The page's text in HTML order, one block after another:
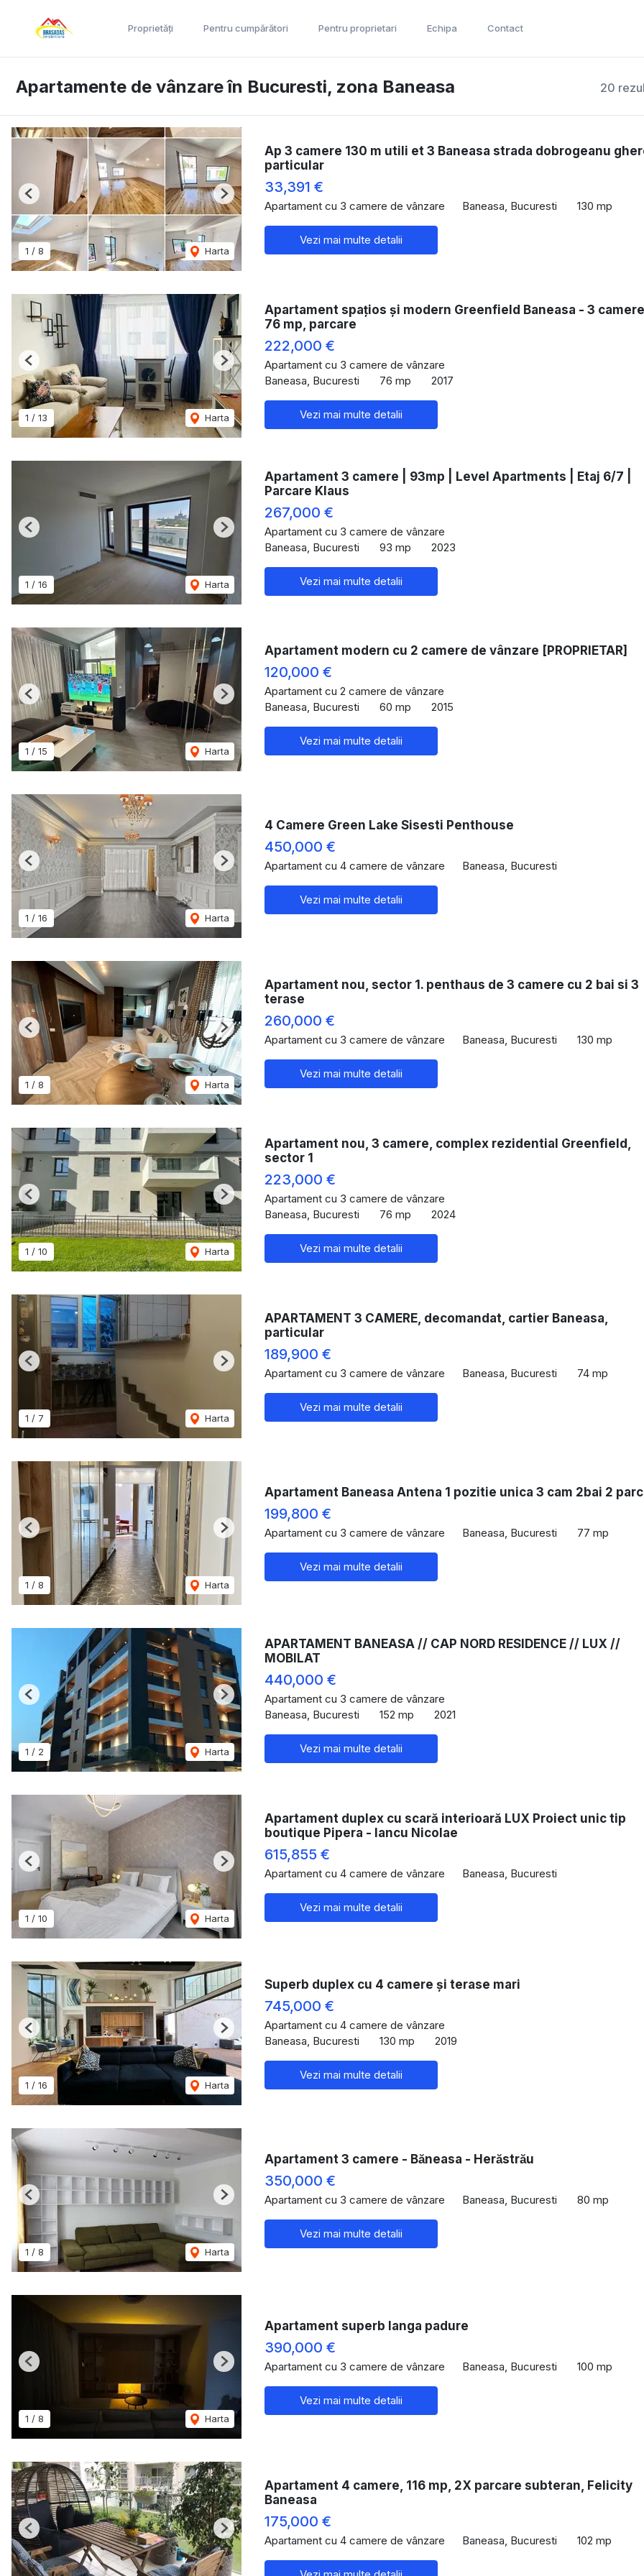
Proprietăți Pentru cumpărători Pentru proprietari Echipa Contact
20
Apartamente de vânzare în Bucuresti, zona Baneasa
1 / 8 Harta
Previous Next
Ap 3 camere 130 m utili et 3 Baneasa strada dobrogeanu
particular
33,391 €
Apartament cu 3 camere de vânzare Baneasa, Bucuresti 130 mp
Vezi mai multe detalii
1 / 13 Harta
Previous Next
Apartament spaţios şi modern Greenfield Baneasa - 3
76 mp, parcare
222,000 €
Apartament cu 3 camere de vânzare
Baneasa, Bucuresti
76 mp 2017
Vezi mai multe detalii
1 / 16 Harta
Previous Next
Apartament 3 camere | 93mp | Level Apartments | Etaj 6/7 |
Parcare Klaus
267,000 €
Apartament cu 3 camere de vânzare
Baneasa, Bucuresti
93 mp 2023
Vezi mai multe detalii
1 / 15 Harta
Previous Next
Apartament modern cu 2 camere de vânzare [PROPRIETAR]
120,000 €
Apartament cu 2 camere de vânzare
Baneasa, Bucuresti
60 mp 2015
Vezi mai multe detalii
1 / 16 Harta
Previous Next
4 Camere Green Lake Sisesti Penthouse
450,000 €
Apartament cu 4 camere de vânzare Baneasa, Bucuresti
Vezi mai multe detalii
1 / 8 Harta
Previous Next
Apartament nou, sector 1. penthaus de 3 camere cu 2 bai si 3
terase
260,000 €
Apartament cu 3 camere de vânzare Baneasa, Bucuresti 130 mp
Vezi mai multe detalii
1 / 10 Harta
Previous Next
Apartament nou, 3 camere, complex rezidential Greenfield,
sector 1
223,000 €
Apartament cu 3 camere de vânzare
Baneasa, Bucuresti
76 mp 2024
Vezi mai multe detalii
1 / 7 Harta
Previous Next
APARTAMENT 3 CAMERE, decomandat, cartier Baneasa,
particular
189,900 €
Apartament cu 3 camere de vânzare Baneasa, Bucuresti 74 mp
Vezi mai multe detalii
1 / 8 Harta
Previous Next
Apartament Baneasa Antena 1 pozitie unica 3 cam 2bai 2
199,800 €
Apartament cu 3 camere de vânzare Baneasa, Bucuresti 77 mp
Vezi mai multe detalii
1 / 2 Harta
Previous Next
APARTAMENT BANEASA // CAP NORD RESIDENCE // LUX //
MOBILAT
440,000 €
Apartament cu 3 camere de vânzare
Baneasa, Bucuresti
152 mp 2021
Vezi mai multe detalii
1 / 10 Harta
Previous Next
Apartament duplex cu scară interioară LUX Proiect unic tip
boutique Pipera - Iancu Nicolae
615,855 €
Apartament cu 4 camere de vânzare Baneasa, Bucuresti
Vezi mai multe detalii
1 / 16 Harta
Previous Next
Superb duplex cu 4 camere şi terase mari
745,000 €
Apartament cu 4 camere de vânzare
Baneasa, Bucuresti
130 mp 2019
Vezi mai multe detalii
1 / 8 Harta
Previous Next
Apartament 3 camere - Băneasa - Herăstrău
350,000 €
Apartament cu 3 camere de vânzare Baneasa, Bucuresti 80 mp
Vezi mai multe detalii
1 / 8 Harta
Previous Next
Apartament superb langa padure
390,000 €
Apartament cu 3 camere de vânzare Baneasa, Bucuresti 100 mp
Vezi mai multe detalii
Previous Next
Apartament 4 camere, 116 mp, 2X parcare subteran, Felicity
Baneasa
175,000 €
Apartament cu 4 camere de vânzare Baneasa, Bucuresti 102 mp